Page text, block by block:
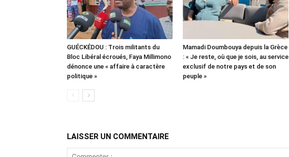
GUÉCKÉDOU : Trois militants du
Bloc Libéral écroués, Faya Millimono
dénonce une « affaire à caractère
politique »
Mamadi Doumbouya depuis la Grèce
: « Je reste, où que je sois, au service
exclusif de notre pays et de son
peuple »
LAISSER UN COMMENTAIRE